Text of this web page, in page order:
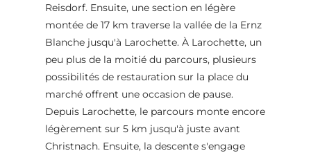
Reisdorf. Ensuite, une section en légère
montée de 17 km traverse la vallée de la Ernz
Blanche jusqu'à Larochette. À Larochette, un
peu plus de la moitié du parcours, plusieurs
possibilités de restauration sur la place du
marché offrent une occasion de pause.
Depuis Larochette, le parcours monte encore
légèrement sur 5 km jusqu'à juste avant
Christnach. Ensuite, la descente s'engage